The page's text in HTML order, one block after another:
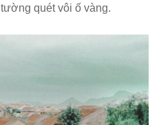
quét vôi ố vàng.